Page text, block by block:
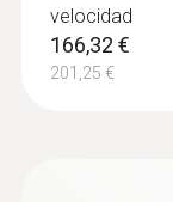
velocidad
166,32 €
201,25 €